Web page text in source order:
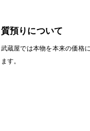
質預りについて
武蔵屋では本物を本来の価格
ます。